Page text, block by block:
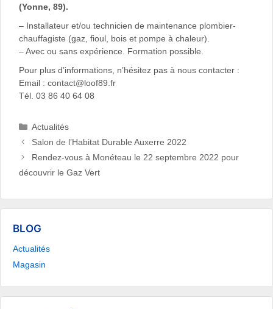
(Yonne, 89).
– Installateur et/ou technicien de maintenance plombier-
chauffagiste (gaz, fioul, bois et pompe à chaleur).
– Avec ou sans expérience. Formation possible.
Pour plus d’informations, n’hésitez pas à nous contacter :
Email : contact@loof89.fr
Tél. 03 86 40 64 08
Catégories
Actualités
Salon de l’Habitat Durable Auxerre 2022
Rendez-vous à Monéteau le 22 septembre 2022 pour
découvrir le Gaz Vert
BLOG
Actualités
Magasin